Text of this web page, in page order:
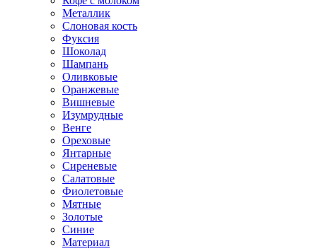
Металлик
Слоновая кость
Фуксия
Шоколад
Шампань
Оливковые
Оранжевые
Вишневые
Изумрудные
Венге
Ореховые
Янтарные
Сиреневые
Салатовые
Фиолетовые
Мятные
Золотые
Синие
Материал